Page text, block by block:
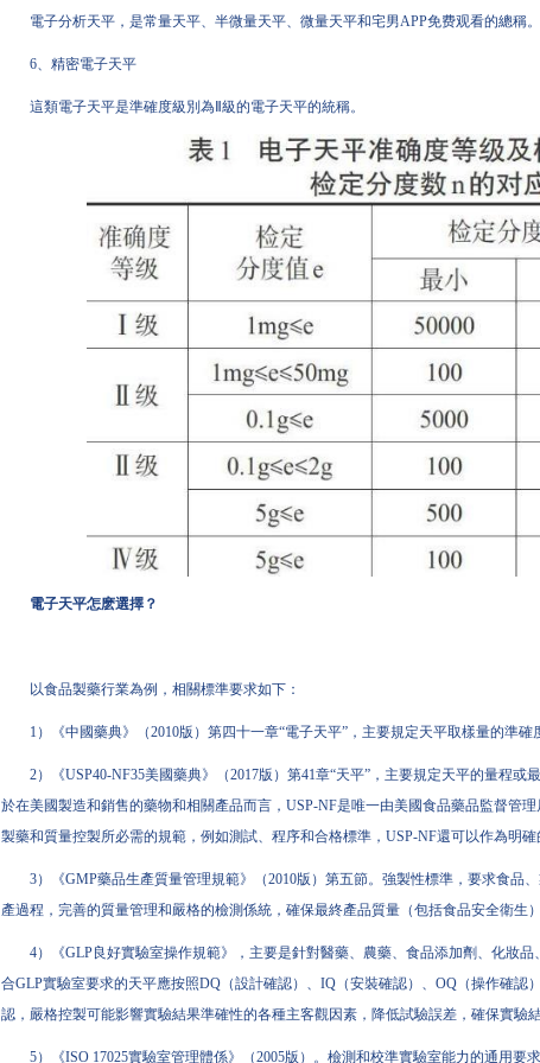
電子分析天平，是常量天平、半微量天平、微量天平和宅男APP免费观看的總稱。
6、精密電子天平
這類電子天平是準確度級別為Ⅱ級的電子天平的統稱。
電子天平怎麽選擇？
以食品製藥行業為例，相關標準要求如下：
1）《中國藥典》（2010版）第四十一章“電子天平”，主要規定天平取樣量的準
2）《USP40-NF35美國藥典》（2017版）第41章“天平”，主要規定天平的量程
於在美國製造和銷售的藥物和相關產品而言，USP-NF是唯一由美國食品藥品監督管
製藥和質量控製所必需的規範，例如測試、程序和合格標準，USP-NF還可以作為明
3）《GMP藥品生產質量管理規範》（2010版）第五節。強製性標準，要求食品
產過程，完善的質量管理和嚴格的檢測係統，確保最終產品質量（包括食品安全衛生
4）《GLP良好實驗室操作規範》，主要是針對醫藥、農藥、食品添加劑、化妝
合GLP實驗室要求的天平應按照DQ（設計確認）、IQ（安裝確認）、OQ（操作確認
認，嚴格控製可能影響實驗結果準確性的各種主客觀因素，降低試驗誤差，確保實驗
5）《ISO 17025實驗室管理體係》（2005版）。檢測和校準實驗室能力的通用要